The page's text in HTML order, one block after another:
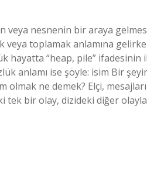
veya nesnenin bir araya
toplamak anlamına
“heap, pile” ifadesinin
anlamı ise şöyle: isim Bir
olmak ne demek? Elçi,
tek bir olay, dizideki diğer